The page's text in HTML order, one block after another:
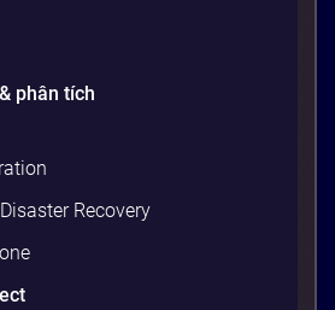
phân tích
Recovery